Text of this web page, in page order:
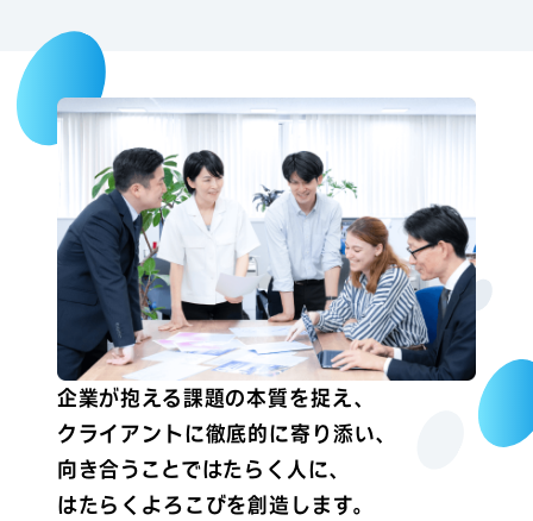
企業が抱える課題の本質を捉え、
クライアントに徹底的に寄り添い、
向き合うことではたらく人に、
はたらくよろこびを創造します。